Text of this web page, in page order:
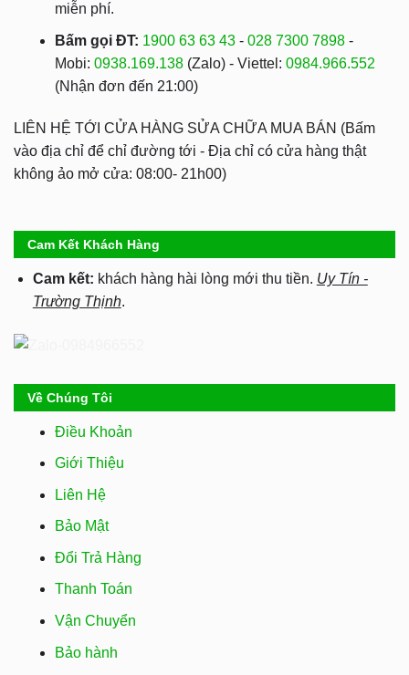
miễn phí.
Bấm gọi ĐT: 1900 63 63 43 - 028 7300 7898 -
Mobi: 0938.169.138 (Zalo) - Viettel: 0984.966.552
(Nhận đơn đến 21:00)
LIÊN HỆ TỚI CỬA HÀNG SỬA CHỮA MUA BÁN (Bấm
vào địa chỉ để chỉ đường tới - Địa chỉ có cửa hàng thật
không ảo mở cửa: 08:00- 21h00)
Cam Kết Khách Hàng
Cam kết: khách hàng hài lòng mới thu tiền. Uy Tín -
Trường Thịnh.
Về Chúng Tôi
Điều Khoản
Giới Thiệu
Liên Hệ
Bảo Mật
Đổi Trả Hàng
Thanh Toán
Vận Chuyển
Bảo hành